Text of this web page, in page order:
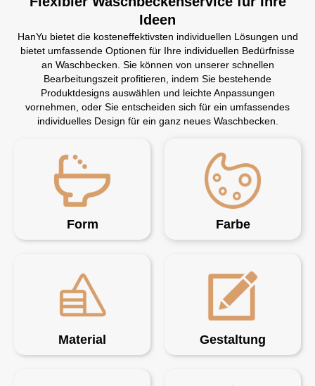
Ideen
HanYu bietet die kosteneffektivsten individuellen Lösungen und
bietet umfassende Optionen für Ihre individuellen Bedürfnisse
an Waschbecken. Sie können von unserer schnellen
Bearbeitungszeit profitieren, indem Sie bestehende
Produktdesigns auswählen und leichte Anpassungen
vornehmen, oder Sie entscheiden sich für ein umfassendes
individuelles Design für ein ganz neues Waschbecken.
Form Farbe
Material Gestaltung